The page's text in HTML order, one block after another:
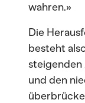
wahren.»
Die
besteht
steigenden
und den